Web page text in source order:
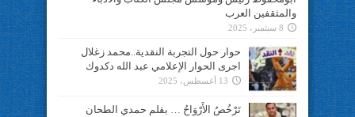
والمثقفين العرب
8 سبتمبر، 2025
حوار حول التجربة النقدية..محمد زغلال
اجرى الحوار الإعلامي عبد الله دكدوك
13 أغسطس، 2025
تَرْخُصُ الأَرْوَاحُ … بقلم حمدي الطحان